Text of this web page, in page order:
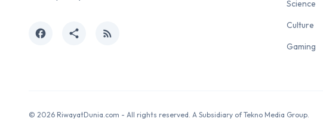
facebook share rss_feed
Science
Culture
Gaming
© 2026 RiwayatDunia.com - All rights reserved. A Subsidiary of Tekno Media Group.